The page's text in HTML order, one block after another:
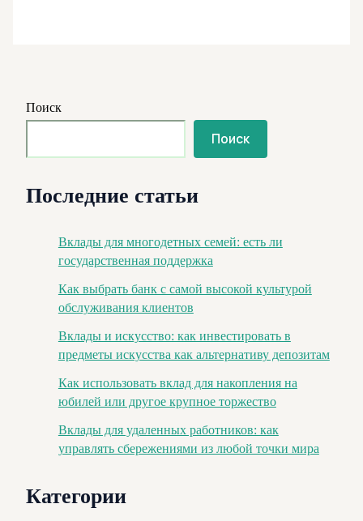
Поиск
Поиск
Последние статьи
Вклады для многодетных семей: есть ли
государственная поддержка
Как выбрать банк с самой высокой культурой
обслуживания клиентов
Вклады и искусство: как инвестировать в
предметы искусства как альтернативу депозитам
Как использовать вклад для накопления на
юбилей или другое крупное торжество
Вклады для удаленных работников: как
управлять сбережениями из любой точки мира
Категории